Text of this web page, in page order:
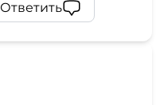
Ответить